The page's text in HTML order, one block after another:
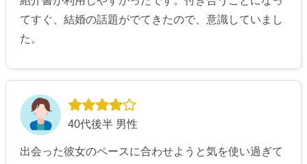
てすぐ、結婚の話題がでてきたので、意識していまし
た。
40代後半 男性
出会った彼女のペースに合わせようと気を使い過ぎて